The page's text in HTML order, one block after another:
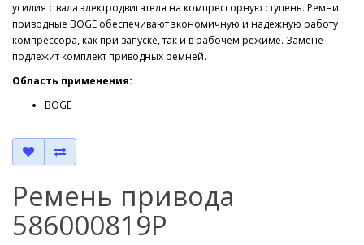
усилия с вала электродвигателя на компрессорную ступень. Ремни
приводные BOGE обеспечивают экономичную и надежную работу
компрессора, как при запуске, так и в рабочем режиме. Замене
подлежит комплект приводных ремней.
Область применения:
BOGE
Ремень привода
586000819P